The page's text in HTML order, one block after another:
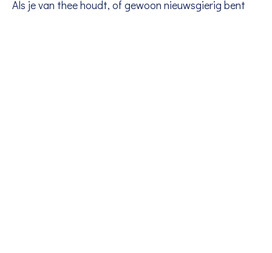
Als je van thee houdt, of gewoon nieuwsgierig bent